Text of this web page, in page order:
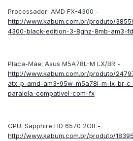
Processador: AMD FX-4300 -
http://www.kabum.com.br/produto/
4300-black-edition-3-8ghz-8mb-am3-
Placa-Mãe: Asus M5A78L-M LX/BR -
http://www.kabum.com.br/produto/
atx-p-amd-am3-95w-m5a78l-m-lx-br-
paralela-compativel-com-fx
GPU: Sapphire HD 6570 2GB -
http://www.kabum.com.br/produto/